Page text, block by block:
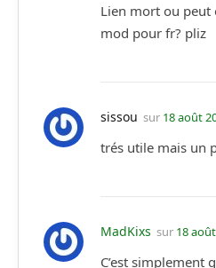
Lien mort ou
mod pour fr? pliz
sissou sur 18 août
trés utile mais un
MadKixs sur 18
C’est simplement